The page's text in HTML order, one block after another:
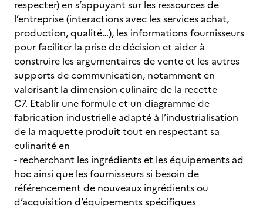
respecter) en s’appuyant sur les ressources de
l’entreprise (interactions avec les services achat,
production, qualité…), les informations fournisseurs
pour faciliter la prise de décision et aider à
construire les argumentaires de vente et les autres
supports de communication, notamment en
valorisant la dimension culinaire de la recette
C7. Etablir une formule et un diagramme de
fabrication industrielle adapté à l’industrialisation
de la maquette produit tout en respectant sa
culinarité en
- recherchant les ingrédients et les équipements ad
hoc ainsi que les fournisseurs si besoin de
référencement de nouveaux ingrédients ou
d’acquisition d’équipements spécifiques